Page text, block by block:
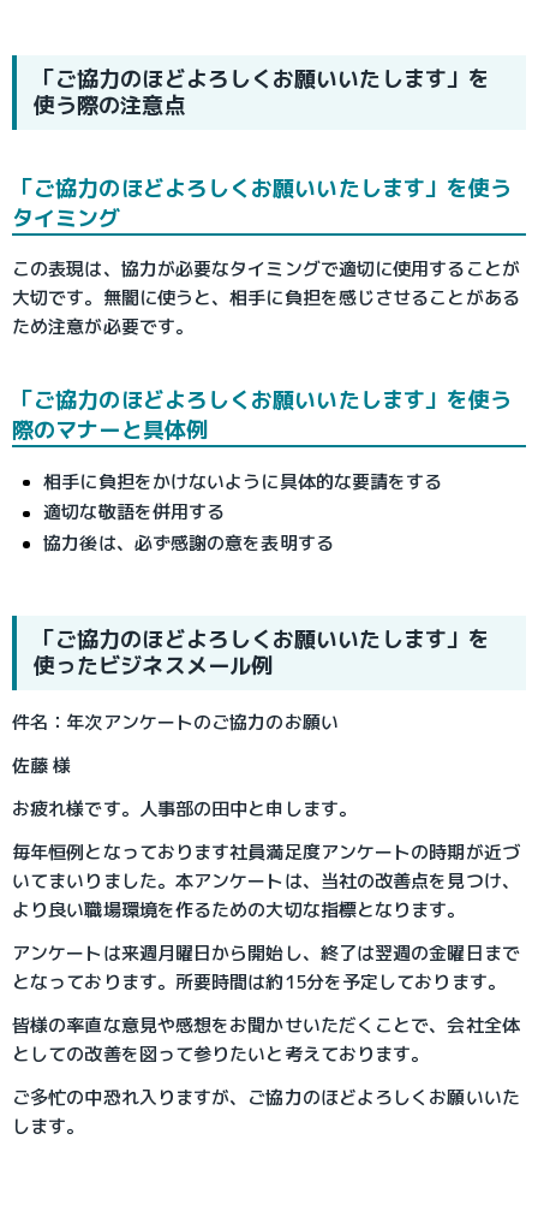
「ご協力のほどよろしくお願いいたします」を
使う際の注意点
「ご協力のほどよろしくお願いいたします」を使う
タイミング
この表現は、協力が必要なタイミングで適切に使用することが
大切です。無闇に使うと、相手に負担を感じさせることがある
ため注意が必要です。
「ご協力のほどよろしくお願いいたします」を使う
際のマナーと具体例
相手に負担をかけないように具体的な要請をする
適切な敬語を併用する
協力後は、必ず感謝の意を表明する
「ご協力のほどよろしくお願いいたします」を
使ったビジネスメール例
件名：年次アンケートのご協力のお願い
佐藤 様
お疲れ様です。人事部の田中と申します。
毎年恒例となっております社員満足度アンケートの時期が近づ
いてまいりました。本アンケートは、当社の改善点を見つけ、
より良い職場環境を作るための大切な指標となります。
アンケートは来週月曜日から開始し、終了は翌週の金曜日まで
となっております。所要時間は約15分を予定しております。
皆様の率直な意見や感想をお聞かせいただくことで、会社全体
としての改善を図って参りたいと考えております。
ご多忙の中恐れ入りますが、ご協力のほどよろしくお願いいた
します。